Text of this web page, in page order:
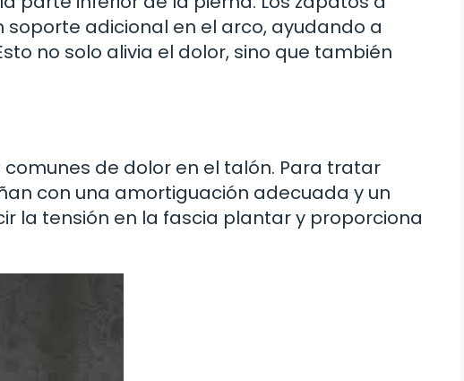
adicional en el arco, ayudando a
no solo alivia el dolor, sino que también
de dolor en el talón. Para tratar
con una amortiguación adecuada y un
la tensión en la fascia plantar y proporciona